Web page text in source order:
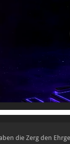
die Zerg den